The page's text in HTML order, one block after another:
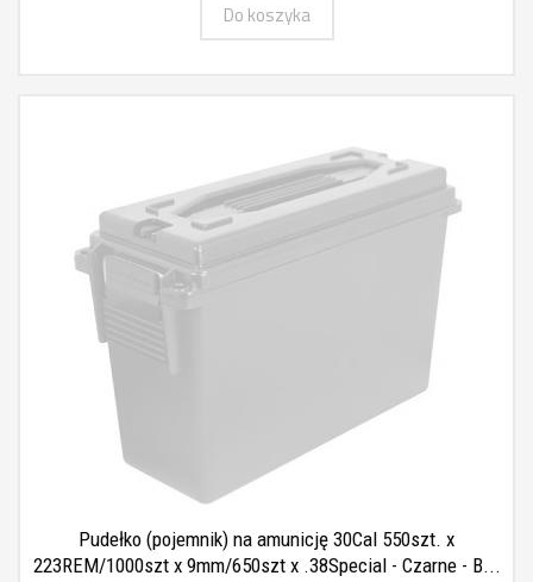
Do koszyka
Pudełko (pojemnik) na amunicję 30Cal 550szt. x
223REM/1000szt x 9mm/650szt x .38Special - Czarne - B...